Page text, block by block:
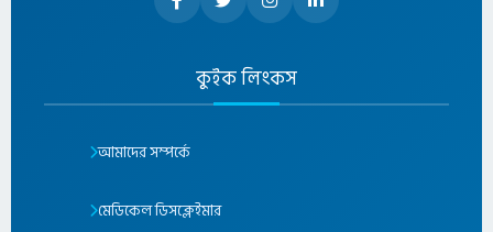
কুইক লিংকস
আমাদের সম্পর্কে
মেডিকেল ডিসক্লেইমার